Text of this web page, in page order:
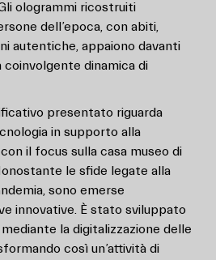
ologrammi ricostruiti
dell’epoca, con abiti,
autentiche, appaiono davanti
coinvolgente dinamica di
presentato riguarda
in supporto alla
il focus sulla casa museo di
le sfide legate alla
sono emerse
innovative. È stato sviluppato
la digitalizzazione delle
così un’attività di